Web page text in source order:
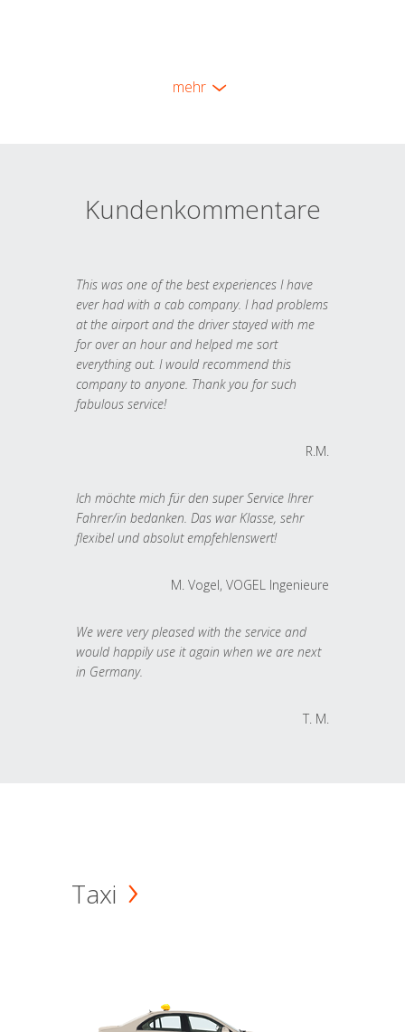
mehr
Kundenkommentare
This was one of the best experiences I have
ever had with a cab company. I had problems
at the airport and the driver stayed with me
for over an hour and helped me sort
everything out. I would recommend this
company to anyone. Thank you for such
fabulous service!
R.M.
Ich möchte mich für den super Service Ihrer
Fahrer/in bedanken. Das war Klasse, sehr
flexibel und absolut empfehlenswert!
M. Vogel, VOGEL Ingenieure
We were very pleased with the service and
would happily use it again when we are next
in Germany.
T. M.
Taxi